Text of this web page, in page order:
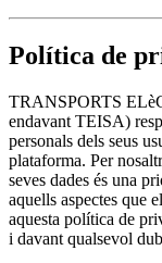
Política de
TRANSPORTS
endavant TEISA)
personals dels seus
plataforma. Per
seves dades és una
aquells aspectes que
aquesta política de
i davant qualsevol